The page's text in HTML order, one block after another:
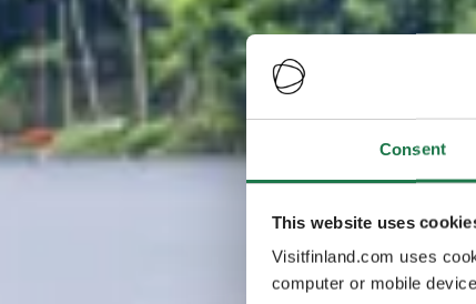
Consent
This website uses
Visitfinland.com uses
computer or mobile